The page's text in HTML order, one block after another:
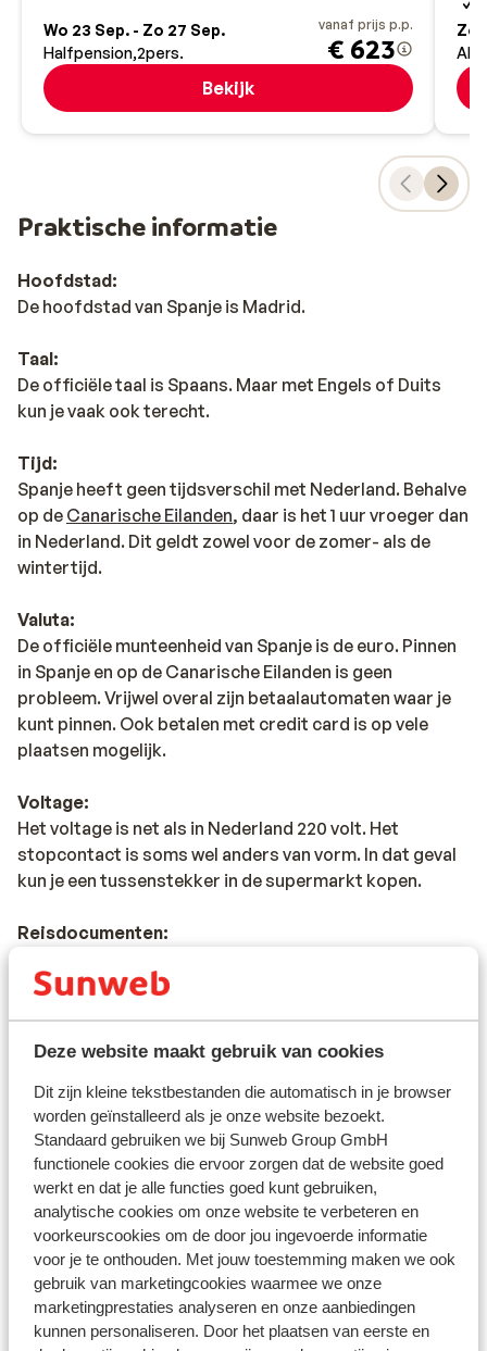
Deze website maakt gebruik van cookies
Dit zijn kleine tekstbestanden die automatisch in je browser
worden geïnstalleerd als je onze website bezoekt.
Standaard gebruiken we bij Sunweb Group GmbH
functionele cookies die ervoor zorgen dat de website goed
werkt en dat je alle functies goed kunt gebruiken,
analytische cookies om onze website te verbeteren en
voorkeurscookies om de door jou ingevoerde informatie
voor je te onthouden. Met jouw toestemming maken we ook
gebruik van marketingcookies waarmee we onze
marketingprestaties analyseren en onze aanbiedingen
kunnen personaliseren. Door het plaatsen van eerste en
Wo 23 Sep. - Zo 27 Sep.
Halfpension 2pers.
vanaf prijs p.p.
€ 623
Bekijk
Zo
All
Praktische informatie
Hoofdstad:
De hoofdstad van Spanje is Madrid.
Taal:
De officiële taal is Spaans. Maar met Engels of Duits
kun je vaak ook terecht.
Tijd:
Spanje heeft geen tijdsverschil met Nederland. Behalve
op de Canarische Eilanden, daar is het 1 uur vroeger dan
in Nederland. Dit geldt zowel voor de zomer- als de
wintertijd.
Valuta:
De officiële munteenheid van Spanje is de euro. Pinnen
in Spanje en op de Canarische Eilanden is geen
probleem. Vrijwel overal zijn betaalautomaten waar je
kunt pinnen. Ook betalen met credit card is op vele
plaatsen mogelijk.
Voltage:
Het voltage is net als in Nederland 220 volt. Het
stopcontact is soms wel anders van vorm. In dat geval
kun je een tussenstekker in de supermarkt kopen.
Reisdocumenten:
een geldig identiteitsbewijs.
toepassing zijn. Dit vraag je na bij de ambassade van
het land waar je heen wilt en de landen waar je doorheen
reist.
Let op!
VoorSpanjegeldt:
In iedere reservering dient er minimaal 1 persoon 18 jaar
of ouder te zijn.
Het reizen met de juiste documenten is jouw eigen
verantwoordelijkheid. Sunweb kan hiervoor niet
aansprakelijk worden gesteld.